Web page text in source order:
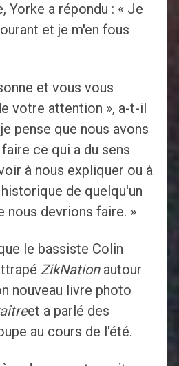
Yorke a répondu : « Je
et je m'en fous
et vous vous
votre attention », a-t-il
pense que nous avons
ce qui a du sens
à nous expliquer ou à
de quelqu'un
nous devrions faire. »
le bassiste Colin
ZikNationautour
nouveau livre photo
et a parlé des
au cours de l'été.